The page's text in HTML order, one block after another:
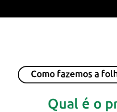
Como fazemos a
Qual é o